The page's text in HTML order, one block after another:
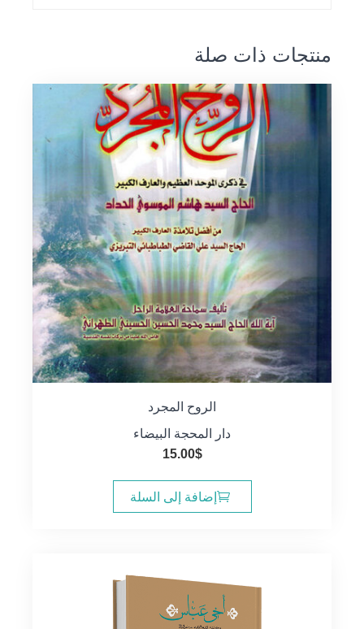
منتجات ذات صلة
الروح المجرد
دار المحجة البيضاء
15.00$
إضافة إلى السلة